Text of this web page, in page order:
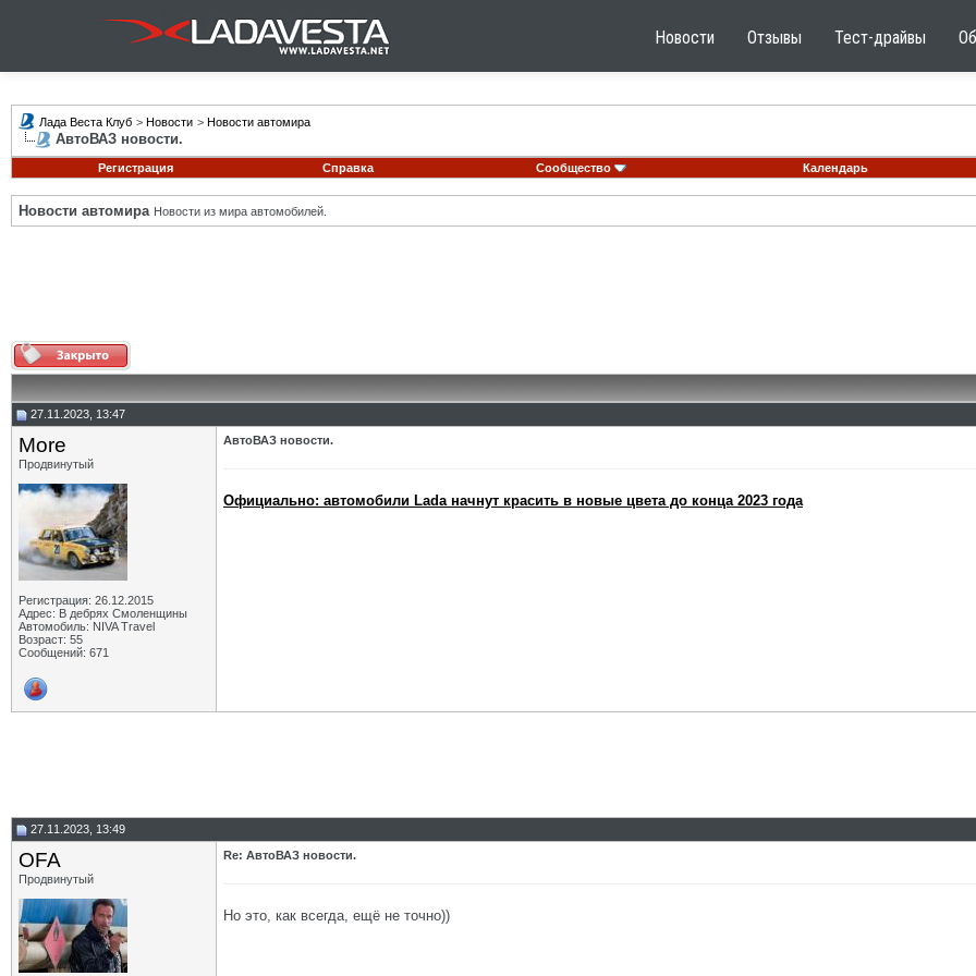
Новости Отзывы Тест-драйвы
Лада Веста Клуб > Новости > Новости автомира
АвтоВАЗ новости.
Регистрация Справка Сообщество Календарь
Новости автомира Новости из мира автомобилей.
27.11.2023, 13:47
More
Продвинутый
Регистрация: 26.12.2015
Адрес: В дебрях Смоленщины
Автомобиль: NIVA Travel
Возраст: 55
Сообщений: 671
АвтоВАЗ новости.
Официально: автомобили Lada начнут красить в новые цвета до конца 2023 года
27.11.2023, 13:49
OFA
Продвинутый
Re: АвтоВАЗ новости.
Но это, как всегда, ещё не точно))